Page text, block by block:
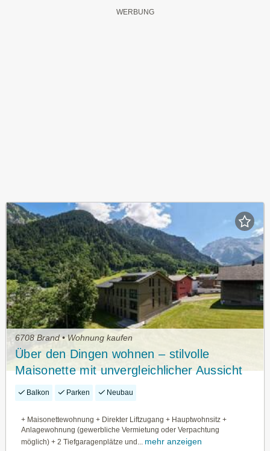
6708 Brand • Wohnung kaufen
Über den Dingen wohnen – stilvolle
Maisonette mit unvergleichlicher Aussicht
Balkon Parken Neubau
+ Maisonettewohnung + Direkter Liftzugang + Hauptwohnsitz +
Anlagewohnung (gewerbliche Vermietung oder Verpachtung
möglich) + 2 Tiefgaragenplätze und... mehr anzeigen